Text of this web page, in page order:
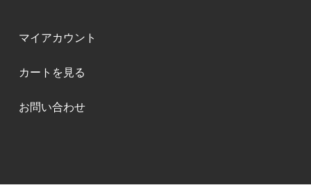
マイアカウント
カートを見る
お問い合わせ